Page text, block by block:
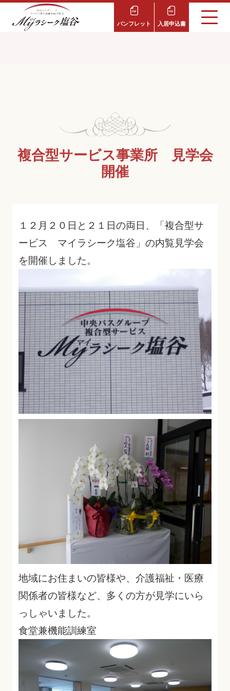
パンフレット 入居申込書
複合型サービス事業所 見学会
開催
１２月２０日と２１日の両日、「複合型サ
ービス マイラシーク塩谷」の内覧見学会
を開催しました。
地域にお住まいの皆様や、介護福祉・医療
関係者の皆様など、多くの方が見学にいら
っしゃいました。
食堂兼機能訓練室